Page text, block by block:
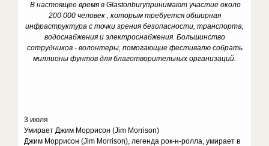
В настоящее время в Glastonburyпринимают участие около
200 000 человек , которым требуется обширная
инфраструктура с точки зрения безопасности, транспорта,
водоснабжения и электроснабжения. Большинство
сотрудников - волонтеры, помогающие фестивалю собрать
миллионы фунтов для благотворительных организаций.
3 июля
Умирает Джим Моррисон (Jim Morrison)
Джим Моррисон (Jim Morrison), легенда рок-н-ролла, умирает в